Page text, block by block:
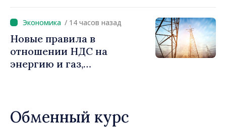
/ 14 часов назад
Новые правила в
отношении НДС на
энергию и газ,
Обменный курс